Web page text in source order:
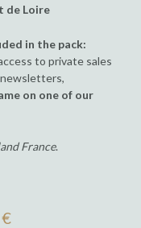
de Loire
in the pack:
to private sales
on one of our
France.